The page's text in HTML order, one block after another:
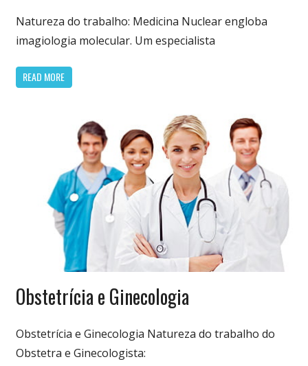
Natureza do trabalho: Medicina Nuclear engloba
imagiologia molecular. Um especialista
READ MORE
Médicas
Obstetrícia e Ginecologia
Obstetrícia e Ginecologia Natureza do trabalho do
Obstetra e Ginecologista: